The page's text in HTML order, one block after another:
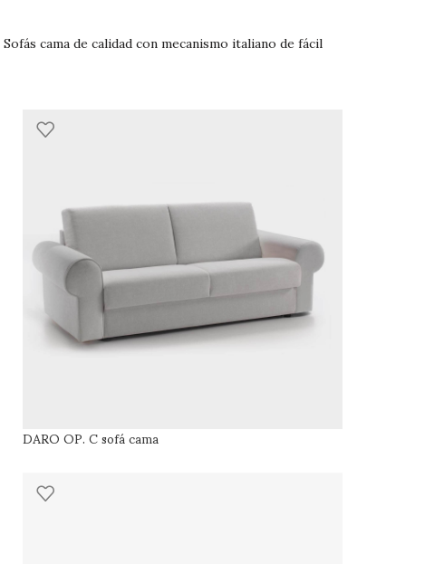
Sofás cama de calidad con mecanismo italiano de fácil
DARO OP. C sofá cama